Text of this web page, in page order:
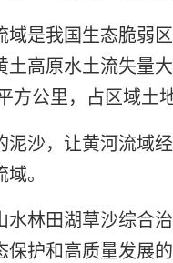
域是我国生态脆弱
土高原水土流失量
方公里，占区域土
泥沙，让黄河流域
。
水林田湖草沙综合
保护和高质量发展